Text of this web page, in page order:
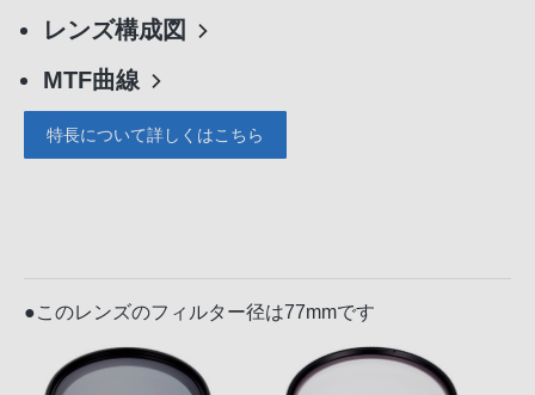
レンズ構成図
MTF曲線
特長について詳しくはこちら
●このレンズのフィルター径は77mmです